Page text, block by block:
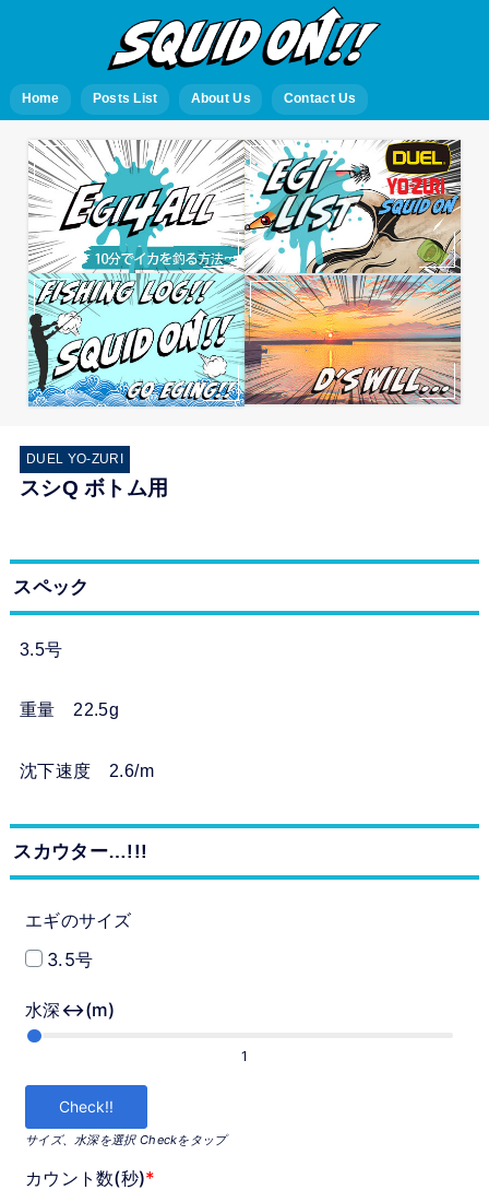
Home Posts List About Us Contact Us
DUEL YO-ZURI
スシQ ボトム用
スペック
3.5号
重量 22.5g
沈下速度 2.6/m
スカウター…!!!
エギのサイズ
3.5号
水深↔(m)
1
サイズ、水深を選択 Checkをタップ
カウント数(秒)*